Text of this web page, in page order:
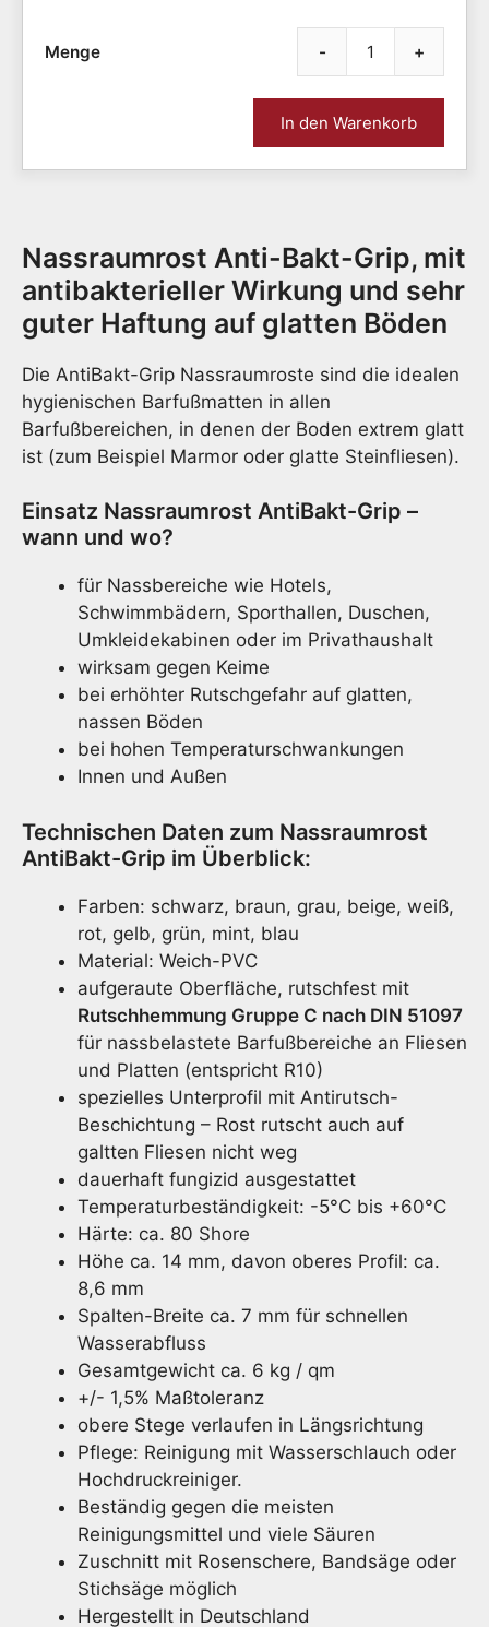
-
|
6
Maß
+
In den Warenkorb
Nassraumrost Anti-Bakt-Grip, mit
antibakterieller Wirkung und sehr
guter Haftung auf glatten Böden
Die AntiBakt-Grip Nassraumroste sind die idealen
hygienischen Barfußmatten in allen
Barfußbereichen, in denen der Boden extrem glatt
ist (zum Beispiel Marmor oder glatte Steinfliesen).
Einsatz Nassraumrost AntiBakt-Grip –
wann und wo?
für Nassbereiche wie Hotels,
Schwimmbädern, Sporthallen, Duschen,
Umkleidekabinen oder im Privathaushalt
wirksam gegen Keime
bei erhöhter Rutschgefahr auf glatten,
nassen Böden
bei hohen Temperaturschwankungen
Innen und Außen
Technischen Daten zum Nassraumrost
AntiBakt-Grip im Überblick:
Farben: schwarz, braun, grau, beige, weiß,
rot, gelb, grün, mint, blau
Material: Weich-PVC
aufgeraute Oberfläche, rutschfest mit
Rutschhemmung Gruppe C nach DIN 51097
für nassbelastete Barfußbereiche an Fliesen
und Platten (entspricht R10)
spezielles Unterprofil mit Antirutsch-
Beschichtung – Rost rutscht auch auf
galtten Fliesen nicht weg
dauerhaft fungizid ausgestattet
Temperaturbeständigkeit: -5°C bis +60°C
Härte: ca. 80 Shore
Höhe ca. 14 mm, davon oberes Profil: ca.
8,6 mm
Spalten-Breite ca. 7 mm für schnellen
Wasserabfluss
Gesamtgewicht ca. 6 kg / qm
+/- 1,5% Maßtoleranz
obere Stege verlaufen in Längsrichtung
Pflege: Reinigung mit Wasserschlauch oder
Hochdruckreiniger.
Beständig gegen die meisten
Reinigungsmittel und viele Säuren
Zuschnitt mit Rosenschere, Bandsäge oder
Stichsäge möglich
Hergestellt in Deutschland